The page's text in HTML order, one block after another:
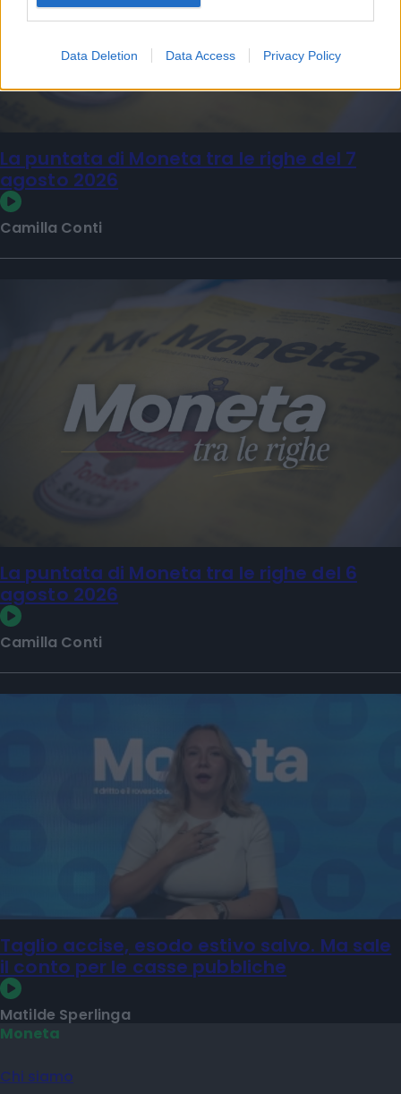
Data Deletion Data Access Privacy Policy
La puntata di Moneta tra le righe del 7
agosto 2026
Camilla Conti
La puntata di Moneta tra le righe del 6
agosto 2026
Camilla Conti
Taglio accise, esodo estivo salvo. Ma sale
il conto per le casse pubbliche
Matilde Sperlinga
Moneta
Chi siamo